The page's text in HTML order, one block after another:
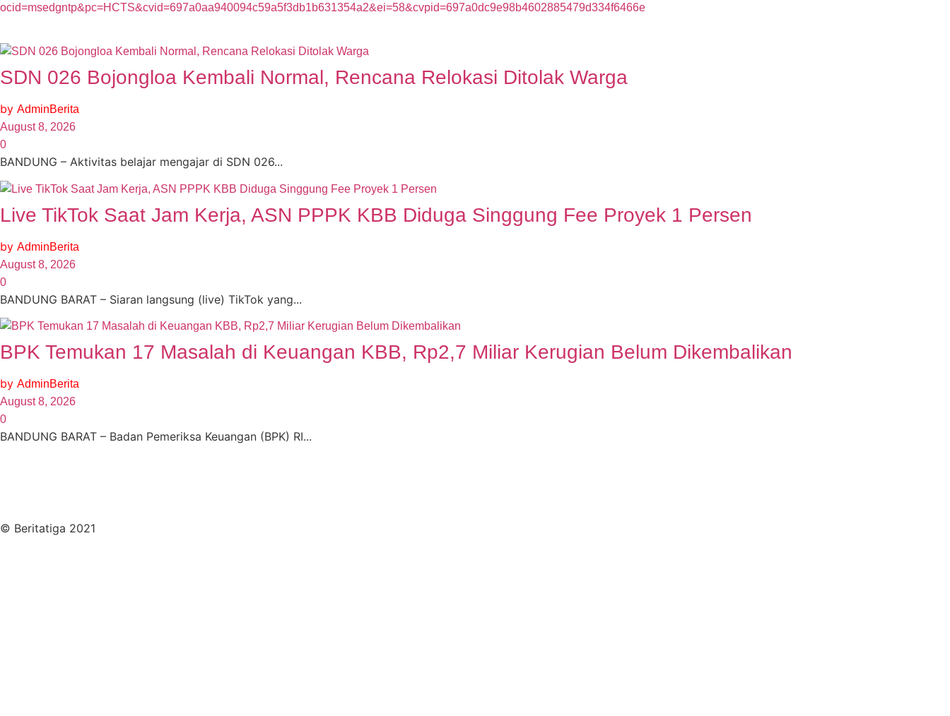
ocid=msedgntp&pc=HCTS&cvid=697a0aa940094c59a5f3db1b631354a2&ei=58&cvpid=697a0dc9e98b4602885479d334f6466e
SDN 026 Bojongloa Kembali Normal, Rencana Relokasi Ditolak Warga
by AdminBerita
August 8, 2026
0
BANDUNG – Aktivitas belajar mengajar di SDN 026...
Live TikTok Saat Jam Kerja, ASN PPPK KBB Diduga Singgung Fee Proyek 1 Persen
by AdminBerita
August 8, 2026
0
BANDUNG BARAT – Siaran langsung (live) TikTok yang...
BPK Temukan 17 Masalah di Keuangan KBB, Rp2,7 Miliar Kerugian Belum Dikembalikan
by AdminBerita
August 8, 2026
0
BANDUNG BARAT – Badan Pemeriksa Keuangan (BPK) RI...
© Beritatiga 2021